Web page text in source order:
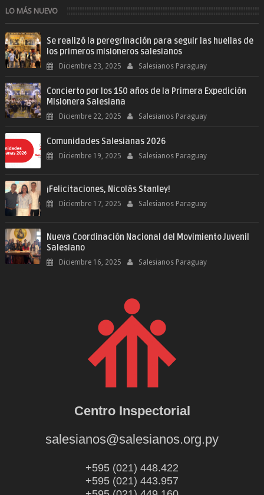
Don Bosco». San Giovann...
LO MÁS NUEVO
Se realizó la peregrinación para seguir las huellas de
los primeros misioneros salesianos
Diciembre 23, 2025 Salesianos Paraguay
Concierto por los 150 años de la Primera Expedición
Misionera Salesiana
Diciembre 22, 2025 Salesianos Paraguay
Comunidades Salesianas 2026
Diciembre 19, 2025 Salesianos Paraguay
¡Felicitaciones, Nicolás Stanley!
Diciembre 17, 2025 Salesianos Paraguay
Nueva Coordinación Nacional del Movimiento Juvenil
Salesiano
Diciembre 16, 2025 Salesianos Paraguay
Centro Inspectorial
salesianos@salesianos.org.py
+595 (021) 448.422
+595 (021) 443.957